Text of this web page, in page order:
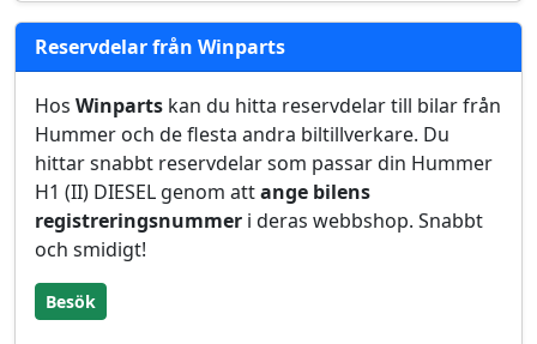
Reservdelar från Winparts
Hos Winparts kan du hitta reservdelar till bilar från
Hummer och de flesta andra biltillverkare. Du
hittar snabbt reservdelar som passar din Hummer
H1 (II) DIESEL genom attange bilens
registreringsnummer i deras webbshop. Snabbt
och smidigt!
Besök